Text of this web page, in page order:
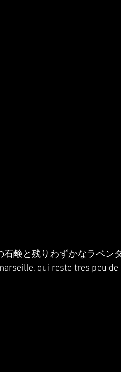
鹸と残りわずかなラベン
qui reste tres peu